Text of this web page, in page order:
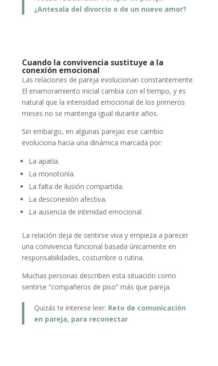
¿Antesala del divorcio o de un nuevo amor?
Cuando la convivencia sustituye a la
conexión emocional
Las relaciones de pareja evolucionan constantemente.
El enamoramiento inicial cambia con el tiempo, y es
natural que la intensidad emocional de los primeros
meses no se mantenga igual durante años.
Sin embargo, en algunas parejas ese cambio
evoluciona hacia una dinámica marcada por:
La apatía.
La monotonía.
La falta de ilusión compartida.
La desconexión afectiva.
La ausencia de intimidad emocional.
La relación deja de sentirse viva y empieza a parecer
una convivencia funcional basada únicamente en
responsabilidades, costumbre o rutina.
Muchas personas describen esta situación como
sentirse “compañeros de piso” más que pareja.
Quizás te interese leer: Reto de comunicación
en pareja, para reconectar